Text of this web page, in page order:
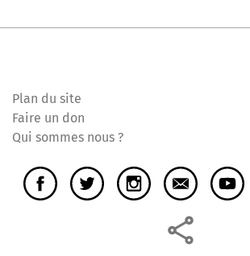
Plan du site
Faire un don
Qui sommes nous ?